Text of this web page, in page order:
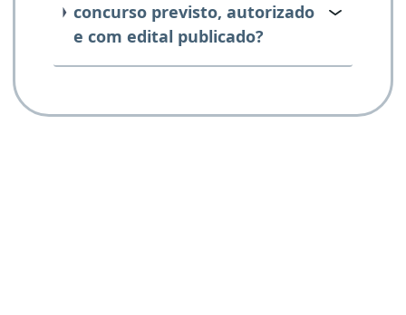
concurso previsto, autorizado
e com edital publicado?